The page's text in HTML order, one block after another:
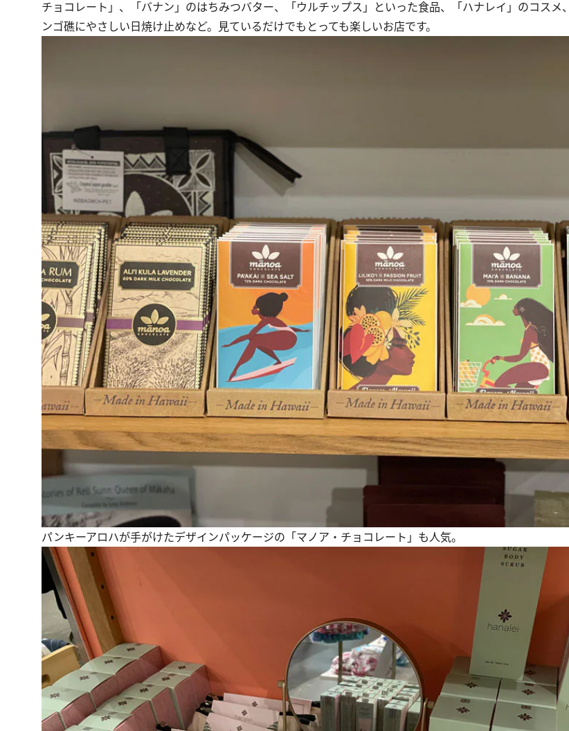
チョコレート」、「バナン」のはちみつバター、「ウルチップス」といった食品、「ハナレイ」のコスメ
ンゴ礁にやさしい日焼け止めなど。見ているだけでもとっても楽しいお店です。
パンキーアロハが手がけたデザインパッケージの「マノア・チョコレート」も人気。